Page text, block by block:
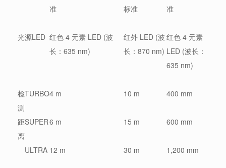
准
标准
准
光源LED 红色 4 元素 LED (波
长：635 nm)
红外 LED (波
长：870 nm)
红色 4 元素
LED (波长：
635 nm)
检
测
距
离
TURBO4 m 10 m 400 mm
SUPER6 m 15 m 600 mm
ULTRA 12 m 30 m 1,200 mm